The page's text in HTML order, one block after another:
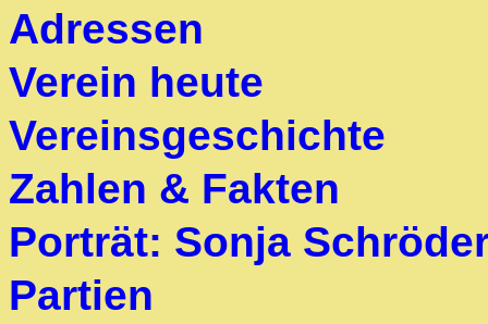
Adressen
Verein heute
Vereinsgeschichte
Zahlen & Fakten
Porträt: Sonja
Partien